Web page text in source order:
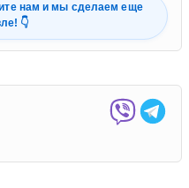
нам и мы сделаем еще
👇